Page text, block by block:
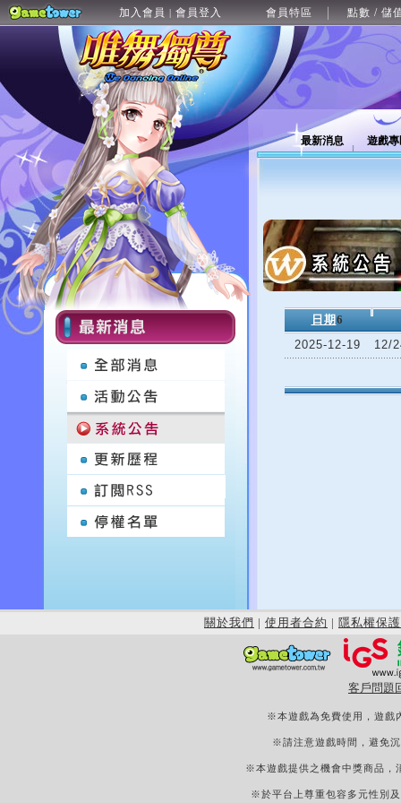
加入會員 | 會員登入 會員特區 點數 / 儲
最新消息 遊戲
日期 6
2025-12-19
12/
關於我們 | 使用者合約 | 隱私權保護
客戶問題
※本遊戲為免費使用，遊戲
※請注意遊戲時間，避免
※本遊戲提供之機會中獎商品，
※於平台上尊重包容多元性別